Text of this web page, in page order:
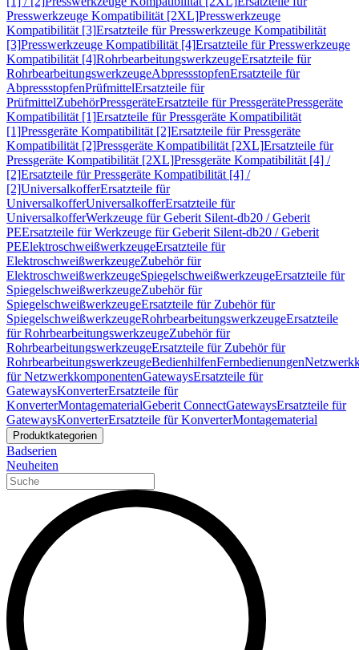
Presswerkzeuge Kompatibilität [2XL]Presswerkzeuge
Kompatibilität [3]Ersatzteile für Presswerkzeuge Kompatibilität
[3]Presswerkzeuge Kompatibilität [4]Ersatzteile für Presswerkzeuge
Kompatibilität [4]RohrbearbeitungswerkzeugeErsatzteile für
RohrbearbeitungswerkzeugeAbpressstopfenErsatzteile für
AbpressstopfenPrüfmittelErsatzteile für
PrüfmittelZubehörPressgeräteErsatzteile für PressgerätePressgeräte
Kompatibilität [1]Ersatzteile für Pressgeräte Kompatibilität
[1]Pressgeräte Kompatibilität [2]Ersatzteile für Pressgeräte
Kompatibilität [2]Pressgeräte Kompatibilität [2XL]Ersatzteile für
Pressgeräte Kompatibilität [2XL]Pressgeräte Kompatibilität [4] /
[2]Ersatzteile für Pressgeräte Kompatibilität [4] /
[2]UniversalkofferErsatzteile für
UniversalkofferUniversalkofferErsatzteile für
UniversalkofferWerkzeuge für Geberit Silent-db20 / Geberit
PEErsatzteile für Werkzeuge für Geberit Silent-db20 / Geberit
PEElektroschweißwerkzeugeErsatzteile für
ElektroschweißwerkzeugeZubehör für
ElektroschweißwerkzeugeSpiegelschweißwerkzeugeErsatzteile für
SpiegelschweißwerkzeugeZubehör für
SpiegelschweißwerkzeugeErsatzteile für Zubehör für
SpiegelschweißwerkzeugeRohrbearbeitungswerkzeugeErsatzteile
für RohrbearbeitungswerkzeugeZubehör für
RohrbearbeitungswerkzeugeErsatzteile für Zubehör für
RohrbearbeitungswerkzeugeBedienhilfenFernbedienungen
für NetzwerkkomponentenGatewaysErsatzteile für
GatewaysKonverterErsatzteile für
KonverterMontagematerialGeberit ConnectGatewaysErsatzteile für
GatewaysKonverterErsatzteile für KonverterMontagematerial
Produktkategorien
Badserien
Neuheiten